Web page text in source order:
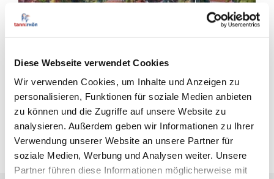
Diese Webseite verwendet Cookies
Wir verwenden Cookies, um Inhalte und Anzeigen zu
personalisieren, Funktionen für soziale Medien anbieten
zu können und die Zugriffe auf unsere Website zu
analysieren. Außerdem geben wir Informationen zu Ihrer
Verwendung unserer Website an unsere Partner für
soziale Medien, Werbung und Analysen weiter. Unsere
Partner führen diese Informationen möglicherweise mit
Starkregengefahren